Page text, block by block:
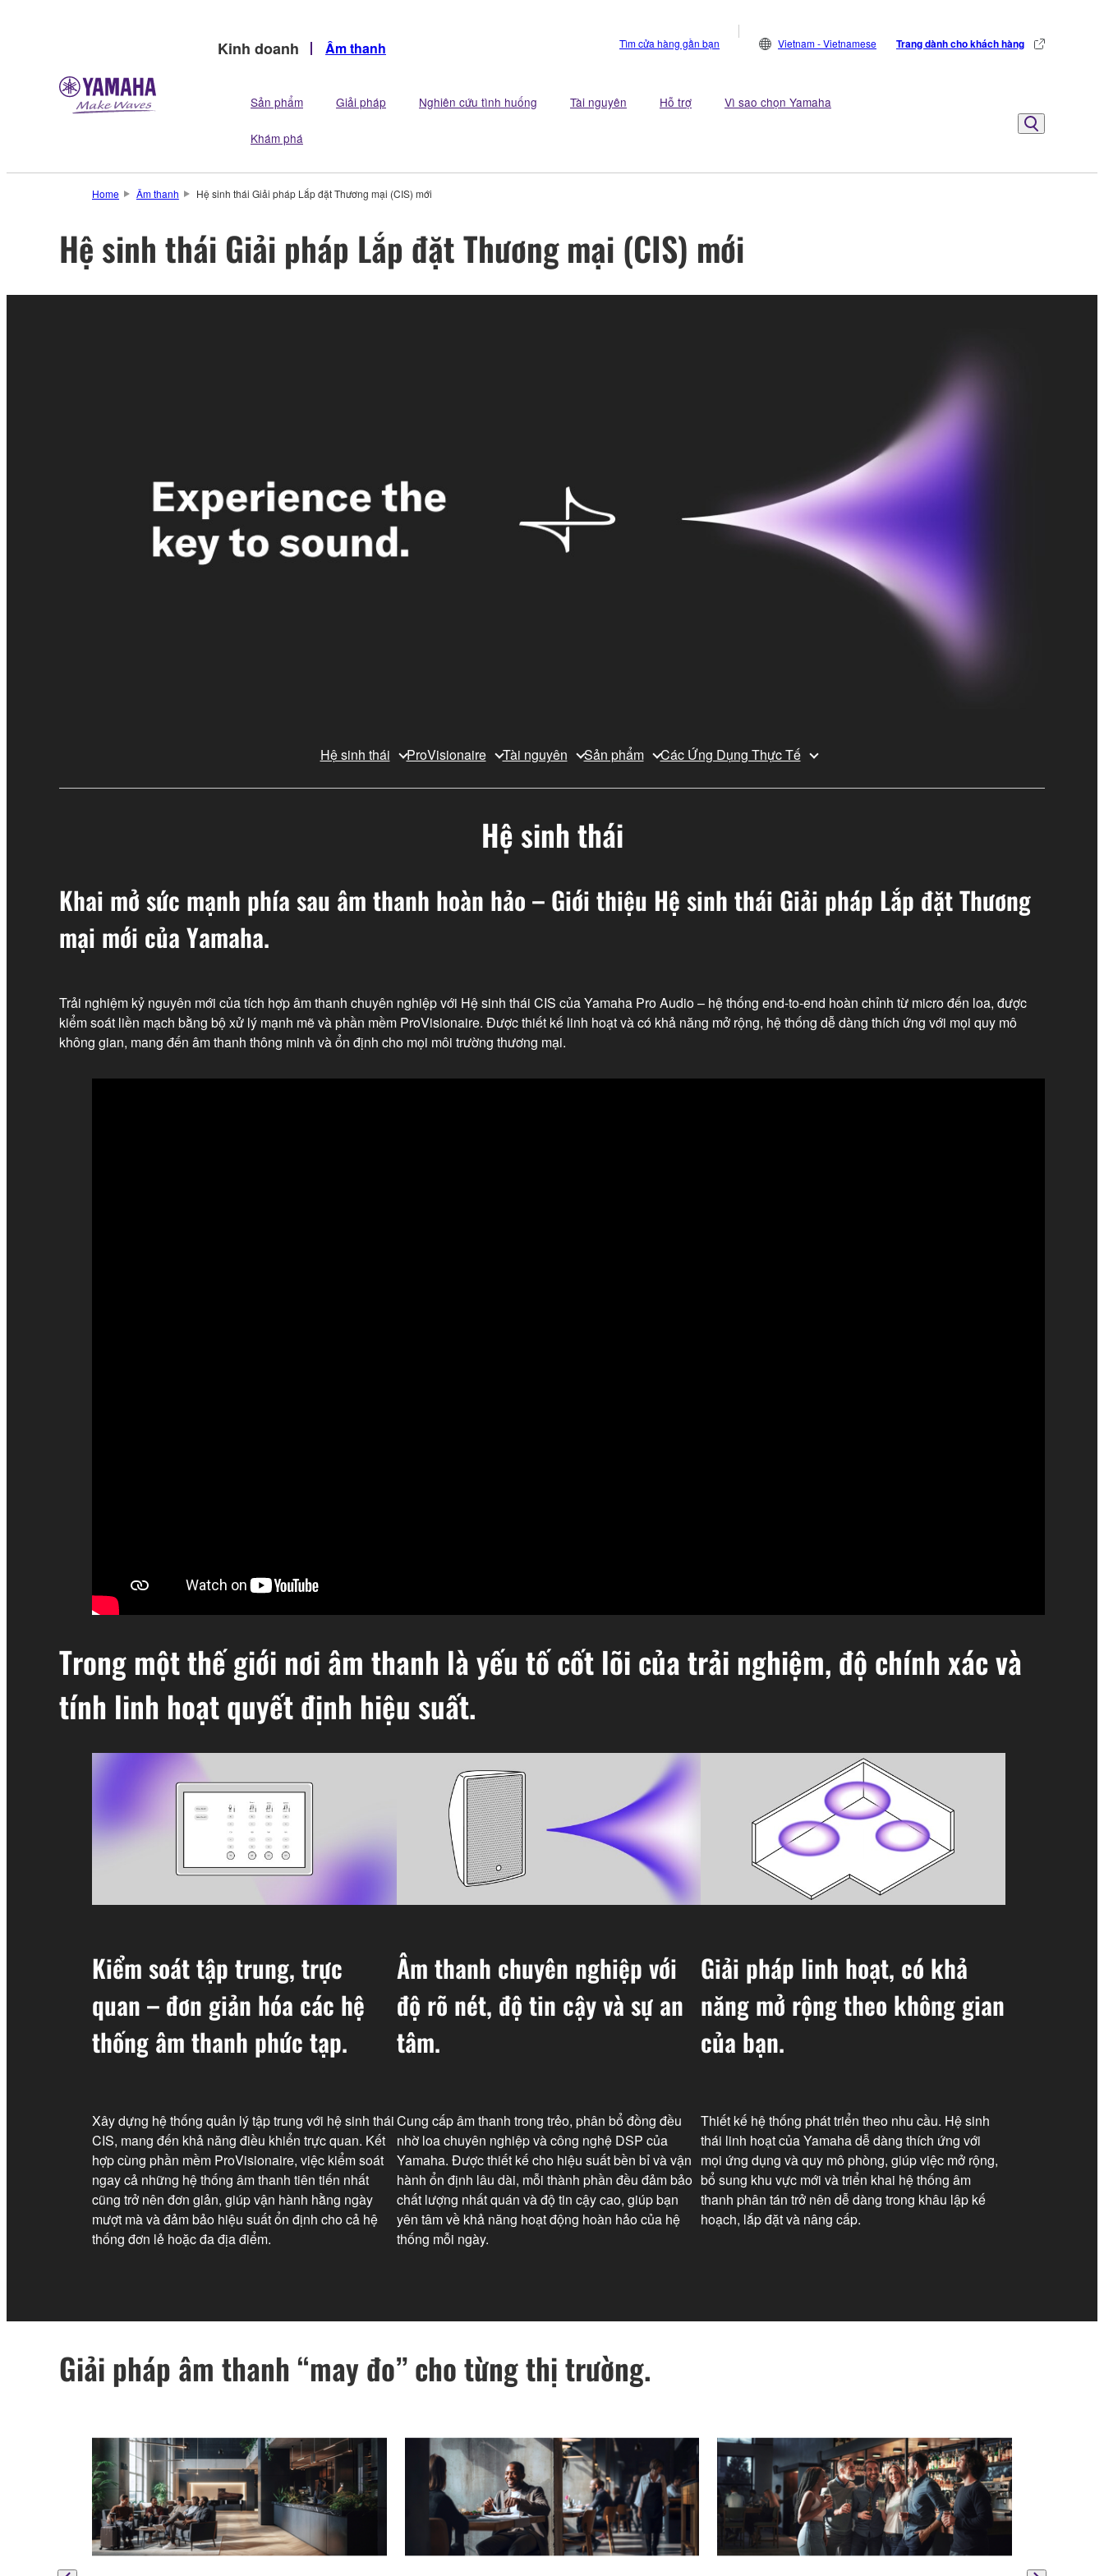
Kinh doanh Âm thanh
Sản phẩm Giải pháp Nghiên cứu tình huống Tài nguyên Hỗ trợ Vì sao chọn Yamaha
Khám phá
Tìm cửa hàng gần bạn Vietnam - Vietnamese Trang dành cho khách hàng
Home Âm thanh Hệ sinh thái Giải pháp Lắp đặt Thương mại (CIS) mới
Hệ sinh thái Giải pháp Lắp đặt Thương mại (CIS) mới
Hệ sinh thái ProVisionaire Tài nguyên Sản phẩm Các Ứng Dụng Thực Tế
Hệ sinh thái
Khai mở sức mạnh phía sau âm thanh hoàn hảo – Giới thiệu Hệ sinh thái Giải pháp Lắp đặt Thương
mại mới của Yamaha.
Trải nghiệm kỷ nguyên mới của tích hợp âm thanh chuyên nghiệp với Hệ sinh thái CIS của Yamaha Pro Audio – hệ thống end-to-end hoàn chỉnh từ micro đến loa, được
kiểm soát liền mạch bằng bộ xử lý mạnh mẽ và phần mềm ProVisionaire. Được thiết kế linh hoạt và có khả năng mở rộng, hệ thống dễ dàng thích ứng với mọi quy mô
không gian, mang đến âm thanh thông minh và ổn định cho mọi môi trường thương mại.
Trong một thế giới nơi âm thanh là yếu tố cốt lõi của trải nghiệm, độ chính xác và
tính linh hoạt quyết định hiệu suất.
Kiểm soát tập trung, trực
quan – đơn giản hóa các hệ
thống âm thanh phức tạp.
Xây dựng hệ thống quản lý tập trung với hệ sinh thái
CIS, mang đến khả năng điều khiển trực quan. Kết
hợp cùng phần mềm ProVisionaire, việc kiểm soát
ngay cả những hệ thống âm thanh tiên tiến nhất
cũng trở nên đơn giản, giúp vận hành hằng ngày
mượt mà và đảm bảo hiệu suất ổn định cho cả hệ
thống đơn lẻ hoặc đa địa điểm.
Âm thanh chuyên nghiệp với
độ rõ nét, độ tin cậy và sự an
tâm.
Cung cấp âm thanh trong trẻo, phân bổ đồng đều
nhờ loa chuyên nghiệp và công nghệ DSP của
Yamaha. Được thiết kế cho hiệu suất bền bỉ và vận
hành ổn định lâu dài, mỗi thành phần đều đảm bảo
chất lượng nhất quán và độ tin cậy cao, giúp bạn
yên tâm về khả năng hoạt động hoàn hảo của hệ
thống mỗi ngày.
Giải pháp linh hoạt, có khả
năng mở rộng theo không gian
của bạn.
Thiết kế hệ thống phát triển theo nhu cầu. Hệ sinh
thái linh hoạt của Yamaha dễ dàng thích ứng với
mọi ứng dụng và quy mô phòng, giúp việc mở rộng,
bổ sung khu vực mới và triển khai hệ thống âm
thanh phân tán trở nên dễ dàng trong khâu lập kế
hoạch, lắp đặt và nâng cấp.
Giải pháp âm thanh “may đo” cho từng thị trường.